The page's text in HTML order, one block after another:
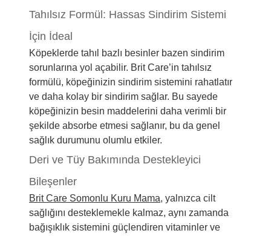
Tahılsız Formül: Hassas Sindirim Sistemi
İçin İdeal
Köpeklerde tahıl bazlı besinler bazen sindirim
sorunlarına yol açabilir. Brit Care’in tahılsız
formülü, köpeğinizin sindirim sistemini rahatlatır
ve daha kolay bir sindirim sağlar. Bu sayede
köpeğinizin besin maddelerini daha verimli bir
şekilde absorbe etmesi sağlanır, bu da genel
sağlık durumunu olumlu etkiler.
Deri ve Tüy Bakımında Destekleyici
Bileşenler
Brit Care Somonlu Kuru Mama, yalnızca cilt
sağlığını desteklemekle kalmaz, aynı zamanda
bağışıklık sistemini güçlendiren vitaminler ve